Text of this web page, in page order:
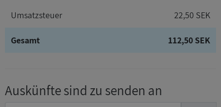
Umsatzsteuer 22,50 SEK
Gesamt 112,50 SEK
Auskünfte sind zu senden an